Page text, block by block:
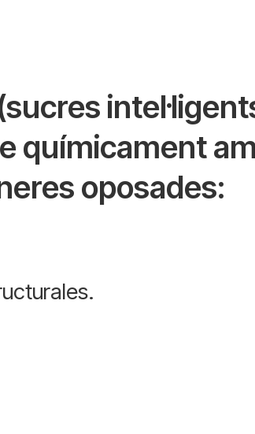
químicament
oposades: